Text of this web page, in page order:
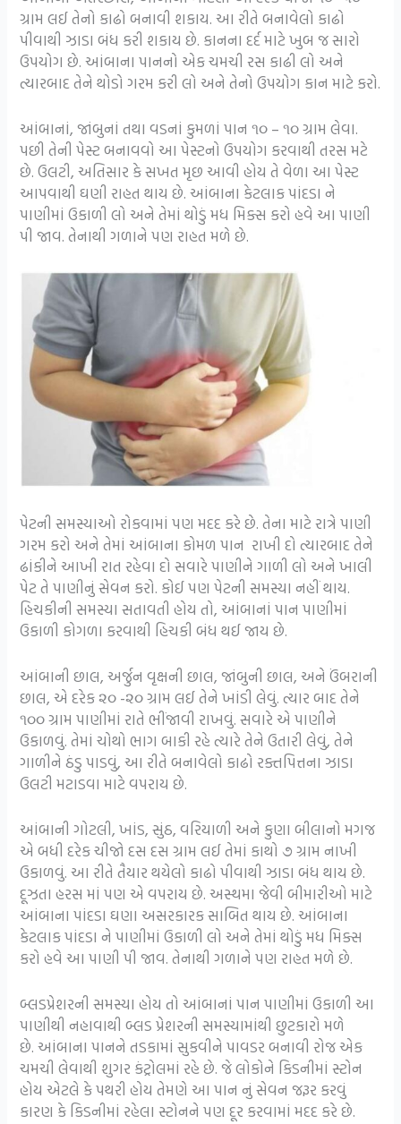
ગ્રામ લઈ તેનો કાઢો બનાવી શકાય. આ રીતે બનાવેલો કાઢો
પીવાથી ઝાડા બંધ કરી શકાય છે. કાનના દર્દ માટે ખુબ જ સારો
ઉપયોગ છે. આંબાના પાનનો એક ચમચી રસ કાઢી લો અને
ત્યારબાદ તેને થોડો ગરમ કરી લો અને તેનો ઉપયોગ કાન માટે કરો.
આંબાનાં, જાંબુનાં તથા વડનાં કુમળાં પાન ૧૦ – ૧૦ ગ્રામ લેવા.
પછી તેની પેસ્ટ બનાવવો આ પેસ્ટનો ઉપયોગ કરવાથી તરસ મટે
છે. ઉલટી, અતિસાર કે સખત મૃછ આવી હોય તે વેળા આ પેસ્ટ
આપવાથી ઘણી રાહત થાય છે. આંબાના કેટલાક પાંદડા ને
પાણીમાં ઉકાળી લો અને તેમાં થોડું મધ મિક્સ કરો હવે આ પાણી
પી જાવ. તેનાથી ગળાને પણ રાહત મળે છે.
પેટની સમસ્યાઓ રોકવામાં પણ મદદ કરે છે. તેના માટે રાત્રે પાણી
ગરમ કરો અને તેમાં આંબાના કોમળ પાન રાખી દો ત્યારબાદ તેને
ઢાંકીને આખી રાત રહેવા દો સવારે પાણીને ગાળી લો અને ખાલી
પેટ તે પાણીનું સેવન કરો. કોઈ પણ પેટની સમસ્યા નહીં થાય.
હિચકીની સમસ્યા સતાવતી હોય તો, આંબાનાં પાન પાણીમાં
ઉકાળી કોગળા કરવાથી હિચકી બંધ થઈ જાય છે.
આંબાની છાલ, અર્જુન વૃક્ષની છાલ, જાંબુની છાલ, અને ઉંબરાની
છાલ, એ દરેક ૨૦ -૨૦ ગ્રામ લઈ તેને ખાંડી લેવું. ત્યાર બાદ તેને
૧૦૦ ગ્રામ પાણીમાં રાતે ભીંજાવી રાખવું. સવારે એ પાણીને
ઉકાળવું. તેમાં ચોથો ભાગ બાકી રહે ત્યારે તેને ઉતારી લેવું, તેને
ગાળીને ઠંડુ પાડવું, આ રીતે બનાવેલો કાઢો રક્તપિત્તના ઝાડા
ઉલટી મટાડવા માટે વપરાય છે.
આંબાની ગોટલી, ખાંડ, સુંઠ, વરિયાળી અને કુણા બીલાનો મગજ
એ બધી દરેક ચીજો દસ દસ ગ્રામ લઈ તેમાં કાથો ૭ ગ્રામ નાખી
ઉકાળવું. આ રીતે તૈયાર થયેલો કાઢો પીવાથી ઝાડા બંધ થાય છે.
દૂઝતા હરસ માં પણ એ વપરાય છે. અસ્થમા જેવી બીમારીઓ માટે
આંબાના પાંદડા ઘણા અસરકારક સાબિત થાય છે. આંબાના
કેટલાક પાંદડા ને પાણીમાં ઉકાળી લો અને તેમાં થોડું મધ મિક્સ
કરો હવે આ પાણી પી જાવ. તેનાથી ગળાને પણ રાહત મળે છે.
બ્લડપ્રેશરની સમસ્યા હોય તો આંબાનાં પાન પાણીમાં ઉકાળી આ
પાણીથી નહાવાથી બ્લડ પ્રેશરની સમસ્યામાંથી છુટકારો મળે
છે. આંબાના પાનને તડકામાં સુકવીને પાવડર બનાવી રોજ એક
ચમચી લેવાથી શુગર કંટ્રોલમાં રહે છે. જે લોકોને કિડનીમાં સ્ટોન
હોય એટલે કે પથરી હોય તેમણે આ પાન નું સેવન જરૂર કરવું
કારણ કે કિડનીમાં રહેલા સ્ટોનને પણ દૂર કરવામાં મદદ કરે છે.